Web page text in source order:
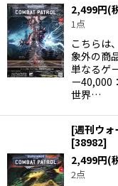
2,499円(
1点
こちらは
象外の商
単なるゲ
ー40,000
世界…
[週刊ウォ
[38982]
2,499円(
2点